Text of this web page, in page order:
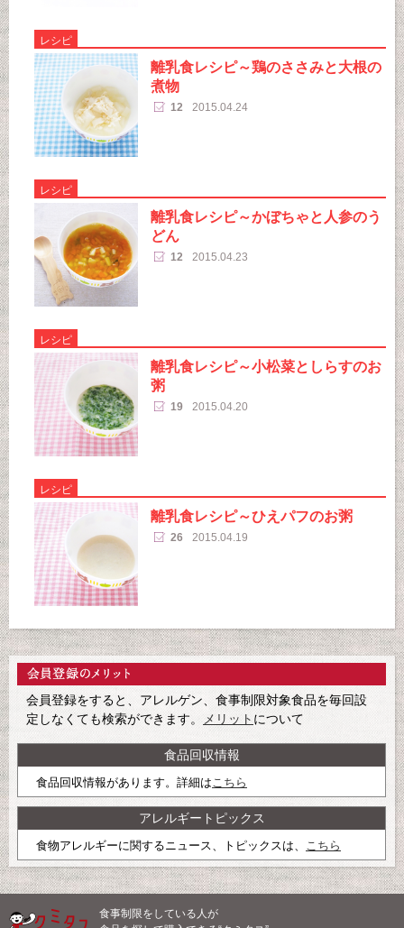
レシピ
離乳食レシピ～鶏のささみと大根の
煮物
12 2015.04.24
レシピ
離乳食レシピ～かぼちゃと人参のう
どん
12 2015.04.23
レシピ
離乳食レシピ～小松菜としらすのお
粥
19 2015.04.20
レシピ
離乳食レシピ～ひえパフのお粥
26 2015.04.19
会員登録をすると、アレルゲン、食事制限対象食品を毎回設
定しなくても検索ができます。
メリット について
食品回収情報
食品回収情報があります。詳細はこちら
アレルギートピックス
食物アレルギーに関するニュース、トピックスは、 こちら
食事制限をしている人が